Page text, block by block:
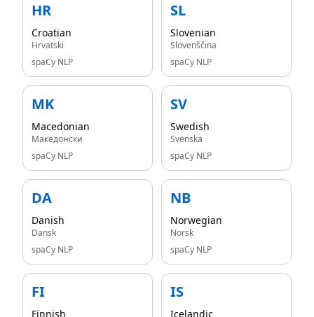
HR
Croatian
Hrvatski
spaCy NLP
SL
Slovenian
Slovenščina
spaCy NLP
MK
Macedonian
Македонски
spaCy NLP
SV
Swedish
Svenska
spaCy NLP
DA
Danish
Dansk
spaCy NLP
NB
Norwegian
Norsk
spaCy NLP
FI
Finnish
IS
Icelandic